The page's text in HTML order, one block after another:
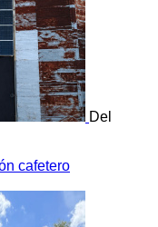
Del
cafetero